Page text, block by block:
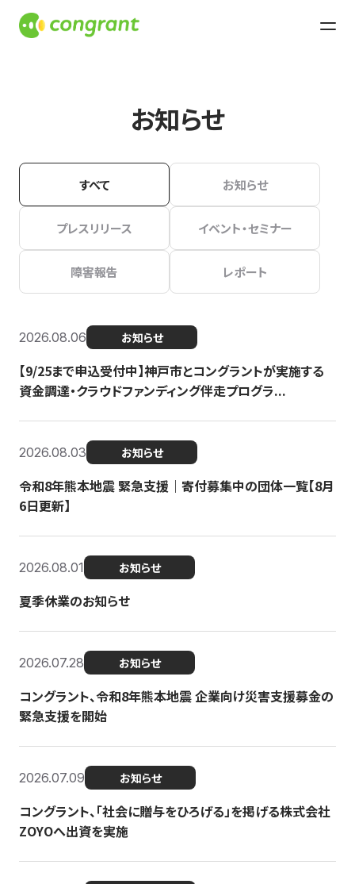
お知らせ
すべて お知らせ
プレスリリース イベント・セミナー
障害報告 レポート
2026.08.06 お知らせ
【9/25まで申込受付中】神戸市とコングラントが実施する
資金調達・クラウドファンディング伴走プログラ...
2026.08.03 お知らせ
令和8年熊本地震 緊急支援｜寄付募集中の団体一覧【8月
6日更新】
2026.08.01 お知らせ
夏季休業のお知らせ
2026.07.28 お知らせ
コングラント、令和8年熊本地震 企業向け災害支援募金の
緊急支援を開始
2026.07.09 お知らせ
コングラント、「社会に贈与をひろげる」を掲げる株式会社
ZOYOへ出資を実施